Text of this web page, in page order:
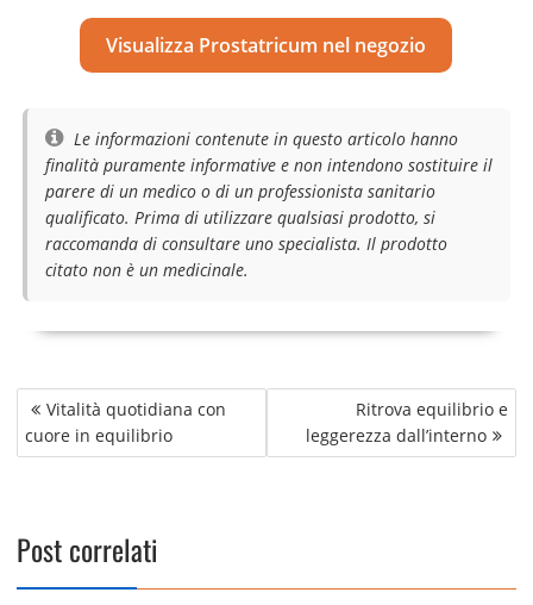
Visualizza Prostatricum nel negozio
Le informazioni contenute in questo articolo hanno
finalità puramente informative e non intendono sostituire il
parere di un medico o di un professionista sanitario
qualificato. Prima di utilizzare qualsiasi prodotto, si
raccomanda di consultare uno specialista. Il prodotto
citato non è un medicinale.
Navigazione
articoli
Vitalità quotidiana con
cuore in equilibrio
Ritrova equilibrio e
leggerezza dall’interno
Post correlati